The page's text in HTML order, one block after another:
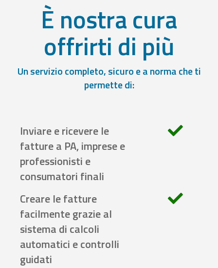
È nostra cura
offrirti di più
Un servizio completo, sicuro e a norma che ti
permette di:
Inviare e ricevere le
fatture a PA, imprese e
professionisti e
consumatori finali
Creare le fatture
facilmente grazie al
sistema di calcoli
automatici e controlli
guidati